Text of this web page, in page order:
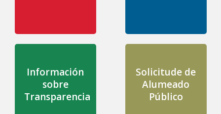
Información
sobre
Transparencia
Solicitude de
Alumeado
Público